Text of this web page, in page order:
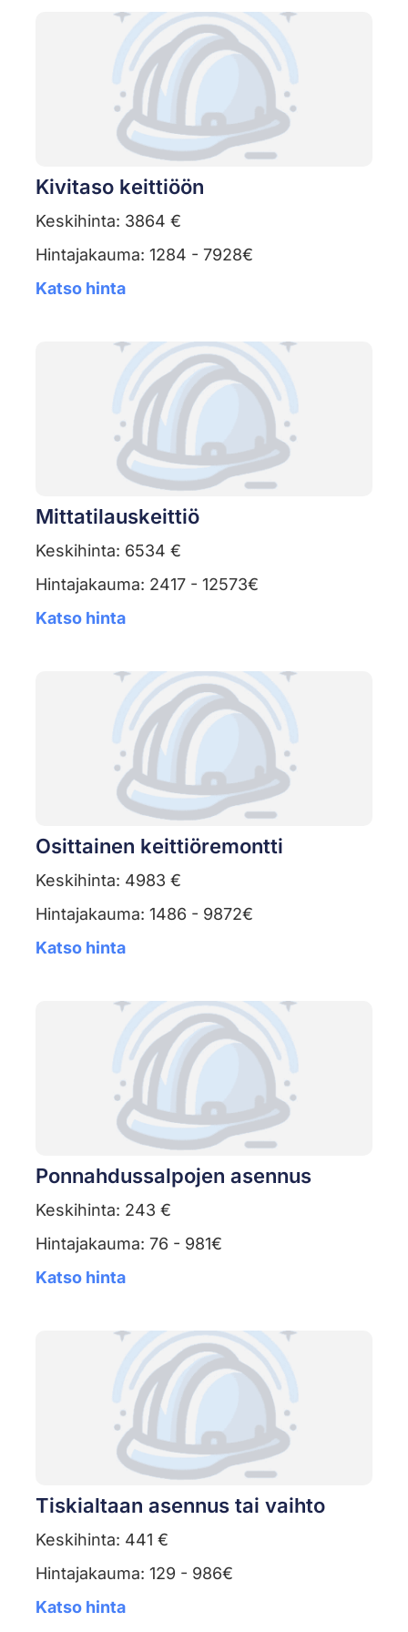
Kivitaso keittiöön
Keskihinta: 3864 €
Hintajakauma: 1284 - 7928€
Katso hinta
Mittatilauskeittiö
Keskihinta: 6534 €
Hintajakauma: 2417 - 12573€
Katso hinta
Osittainen keittiöremontti
Keskihinta: 4983 €
Hintajakauma: 1486 - 9872€
Katso hinta
Ponnahdussalpojen asennus
Keskihinta: 243 €
Hintajakauma: 76 - 981€
Katso hinta
Tiskialtaan asennus tai vaihto
Keskihinta: 441 €
Hintajakauma: 129 - 986€
Katso hinta